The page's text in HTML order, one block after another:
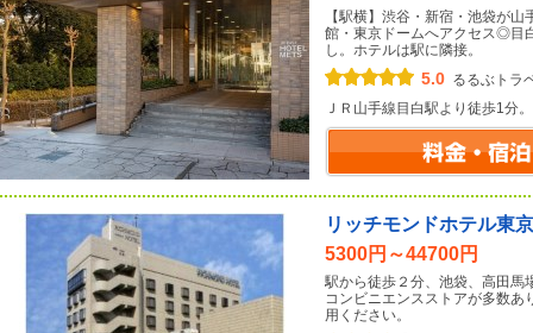
【駅横】渋谷・新宿・池袋が
館・東京ドームへアクセス◎目
し。ホテルは駅に隣接。
5.0 るるぶトラ
ＪＲ山手線目白駅より徒歩1分。
リッチモンドホテル東
5300円～44700円
駅から徒歩２分、池袋、高田馬
コンビニエンスストアが多数あ
用ください。